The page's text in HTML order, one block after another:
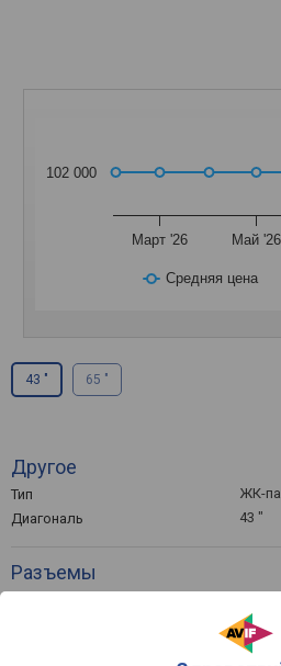
Средняя цена
Март '26 Май '26
102 000
43 " 65 "
Другое
Тип
ЖК-
Диагональ
43 "
Разъемы
2 шт